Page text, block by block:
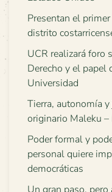
Presentan el
distrito
UCR realizará foro
Derecho y el papel
Universidad
Tierra, autonomía
originario Maleku –
Poder formal y
personal quiere
democráticas